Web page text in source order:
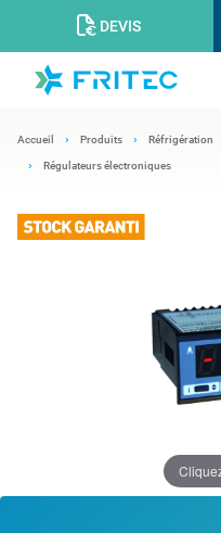
DEVIS
Accueil Produits Réfrigération
Régulateurs électroniques